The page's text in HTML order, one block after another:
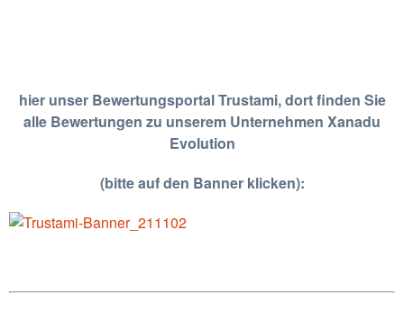
hier unser Bewertungsportal Trustami, dort finden Sie
alle Bewertungen zu unserem Unternehmen Xanadu
Evolution
(bitte auf den Banner klicken):